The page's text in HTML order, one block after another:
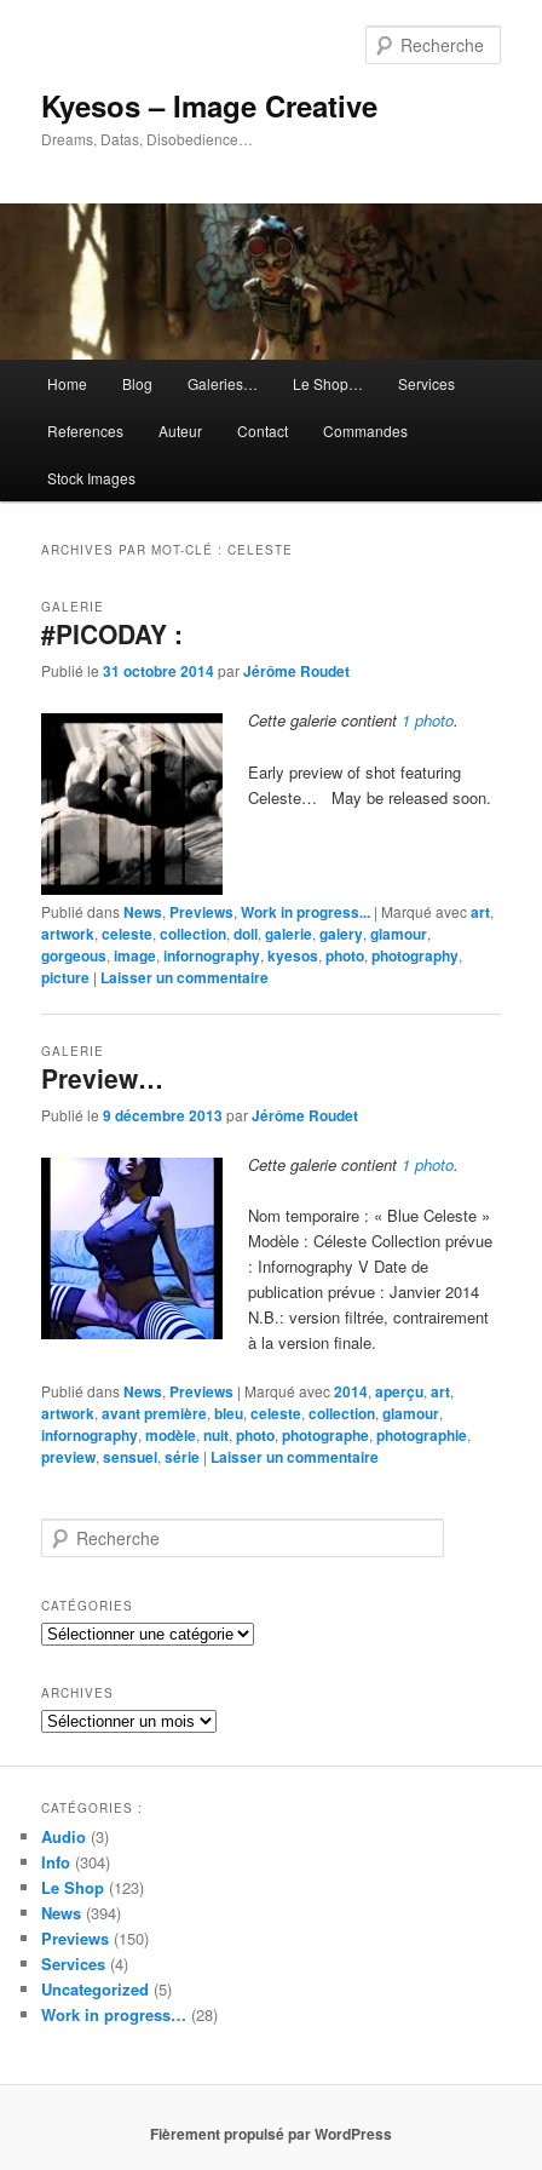
Kyesos – Image Creative
Dreams, Datas, Disobedience…
principal
Home Blog Galeries… Le Shop… Services
References Auteur Contact Commandes
Stock Images
ARCHIVES PAR MOT-CLÉ :CELESTE
#PICODAY :
GALERIE
Publié le31 octobre 2014parJérôme Roudet
Cette galerie contient 1 photo.
Early preview of shot featuring
Celeste… May be released soon.
Publié dansNews, Previews,Work in progress... | Marqué avecart,
artwork,celeste,collection,doll,galerie,galery,glamour,
gorgeous,image,infornography,kyesos,photo,photography,
picture | Laisser un commentaire
Preview…
GALERIE
Publié le9 décembre 2013parJérôme Roudet
Cette galerie contient 1 photo.
Nom temporaire : « Blue Celeste »
Modèle : Céleste Collection prévue
: Infornography V Date de
publication prévue : Janvier 2014
N.B.: version filtrée, contrairement
à la version finale.
Publié dansNews, Previews | Marqué avec2014,aperçu,art,
artwork,avant première,bleu,celeste,collection,glamour,
infornography,modèle,nuit,photo,photographe,photographie,
preview,sensuel,série | Laisser un commentaire
e
h
e
r
h
e
CATÉGORIES
Catégories
ARCHIVES
Archives
CATÉGORIES :
Audio (3)
Info (304)
Le Shop (123)
News (394)
Previews (150)
Services (4)
Uncategorized (5)
Work in progress… (28)
Fièrement propulsé par WordPress